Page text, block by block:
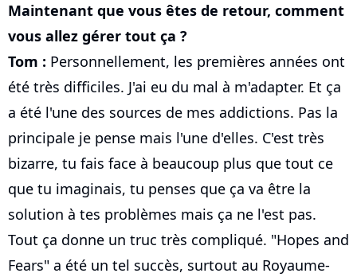
Maintenant que vous êtes de retour, comment
vous allez gérer tout ça ?
Tom : Personnellement, les premières années ont
été très difficiles. J'ai eu du mal à m'adapter. Et ça
a été l'une des sources de mes addictions. Pas la
principale je pense mais l'une d'elles. C'est très
bizarre, tu fais face à beaucoup plus que tout ce
que tu imaginais, tu penses que ça va être la
solution à tes problèmes mais ça ne l'est pas.
Tout ça donne un truc très compliqué. "Hopes and
Fears" a été un tel succès, surtout au Royaume-